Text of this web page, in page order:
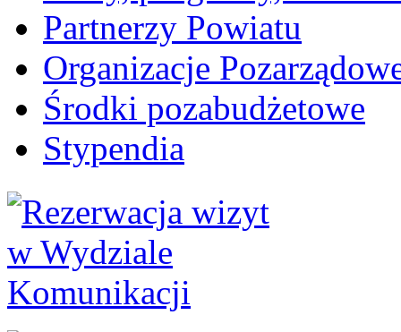
Partnerzy Powiatu
Organizacje
Środki pozabudżetowe
Stypendia